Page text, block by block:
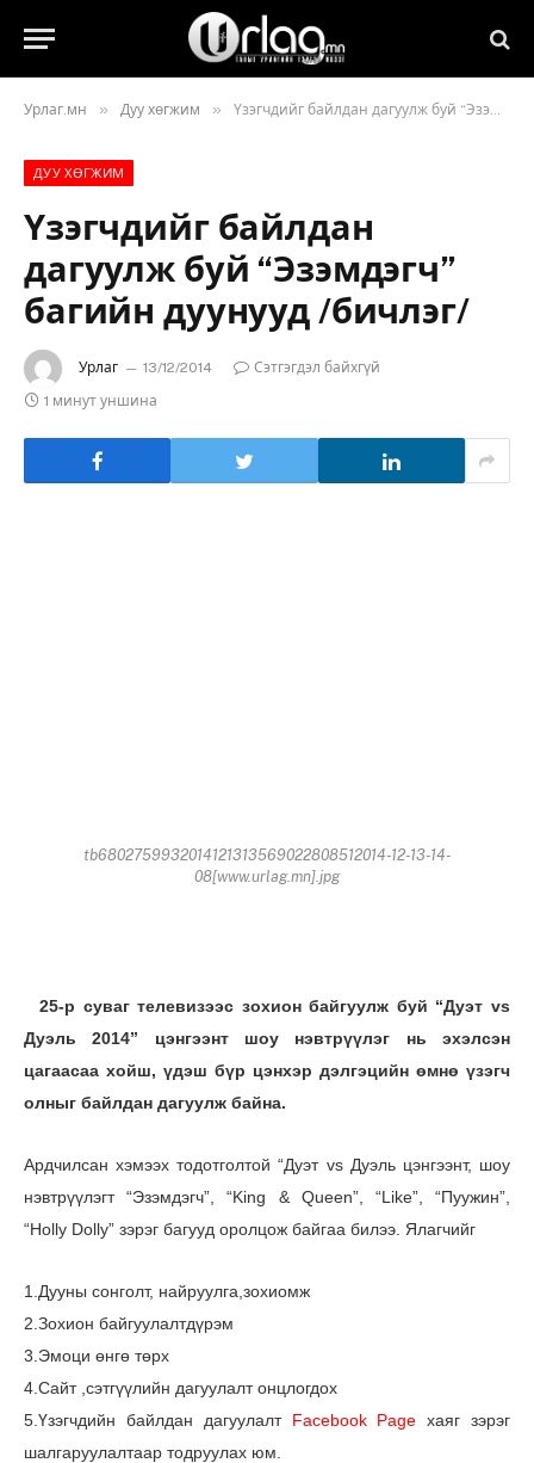
Урлаг.мн » Дуу хөгжим » Үзэгчдийг байлдан дагуулж буй “Эзэмдэгч” багийн дуунууд /бичлэг/
ДУУ ХӨГЖИМ
Үзэгчдийг байлдан
дагуулж буй “Эзэмдэгч”
багийн дуунууд /бичлэг/
Урлаг 13/12/2014
Сэтгэгдэл байхгүй
1 минут уншина
tb6802759932014121313569022808512014-12-13-14-
08[www.urlag.mn].jpg
25-р суваг телевизээс зохион байгуулж буй “Дуэт vs
Дуэль 2014” цэнгээнт шоу нэвтрүүлэг нь эхэлсэн
цагаасаа хойш, үдэш бүр цэнхэр дэлгэцийн өмнө үзэгч
олныг байлдан дагуулж байна.
Ардчилсан хэмээх тодотголтой “Дуэт vs Дуэль цэнгээнт, шоу
нэвтрүүлэгт “Эзэмдэгч”, “King & Queen”, “Like”, “Пуужин”,
“Holly Dolly” зэрэг багууд оролцож байгаа билээ. Ялагчийг
1.Дууны сонголт, найруулга,зохиомж
2.Зохион байгуулалтдүрэм
3.Эмоци өнгө төрх
4.Сайт ,сэтгүүлийн дагуулалт онцлогдох
5.Үзэгчдийн байлдан дагуулалт Facebook Pageхаяг зэрэг
шалгаруулалтаар тодруулах юм.